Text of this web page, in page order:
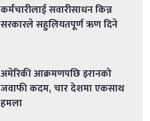
कर्मचारीलाई सवारीसाधन किन्न
सरकारले सहुलियतपूर्ण ऋण दिने
अमेरिकी आक्रमणपछि इरानको
जवाफी कदम, चार देशमा एकसाथ
हमला